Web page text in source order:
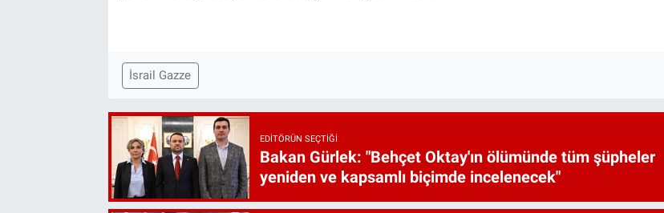
İsrail Gazze
EDITÖRÜN SEÇTIĞI
Bakan Gürlek: "Behçet Oktay'ın ölümünde tüm şüpheler
yeniden ve kapsamlı biçimde incelenecek"